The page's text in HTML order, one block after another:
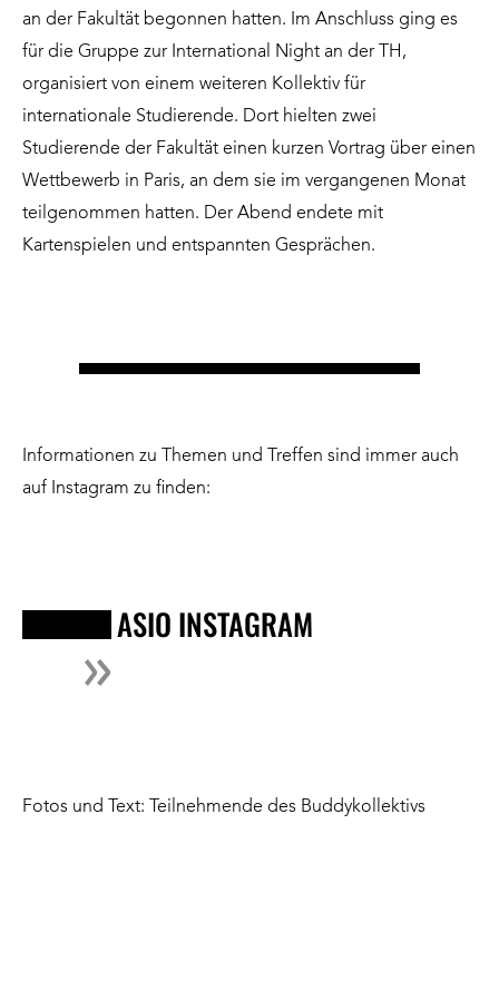
an der Fakultät begonnen hatten. Im Anschluss ging es
für die Gruppe zur International Night an der TH,
organisiert von einem weiteren Kollektiv für
internationale Studierende. Dort hielten zwei
Studierende der Fakultät einen kurzen Vortrag über einen
Wettbewerb in Paris, an dem sie im vergangenen Monat
teilgenommen hatten. Der Abend endete mit
Kartenspielen und entspannten Gesprächen.
Informationen zu Themen und Treffen sind immer auch
auf Instagram zu finden:
ASIO INSTAGRAM
Fotos und Text: Teilnehmende des Buddykollektivs